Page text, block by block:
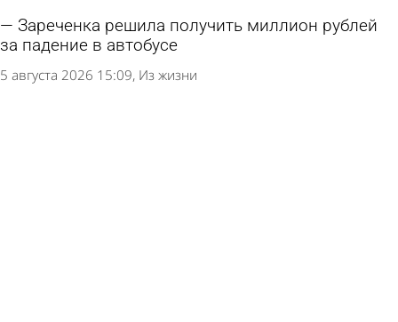
Зареченка решила получить миллион рублей
за падение в автобусе
5 августа 2026 15:09 Из жизни